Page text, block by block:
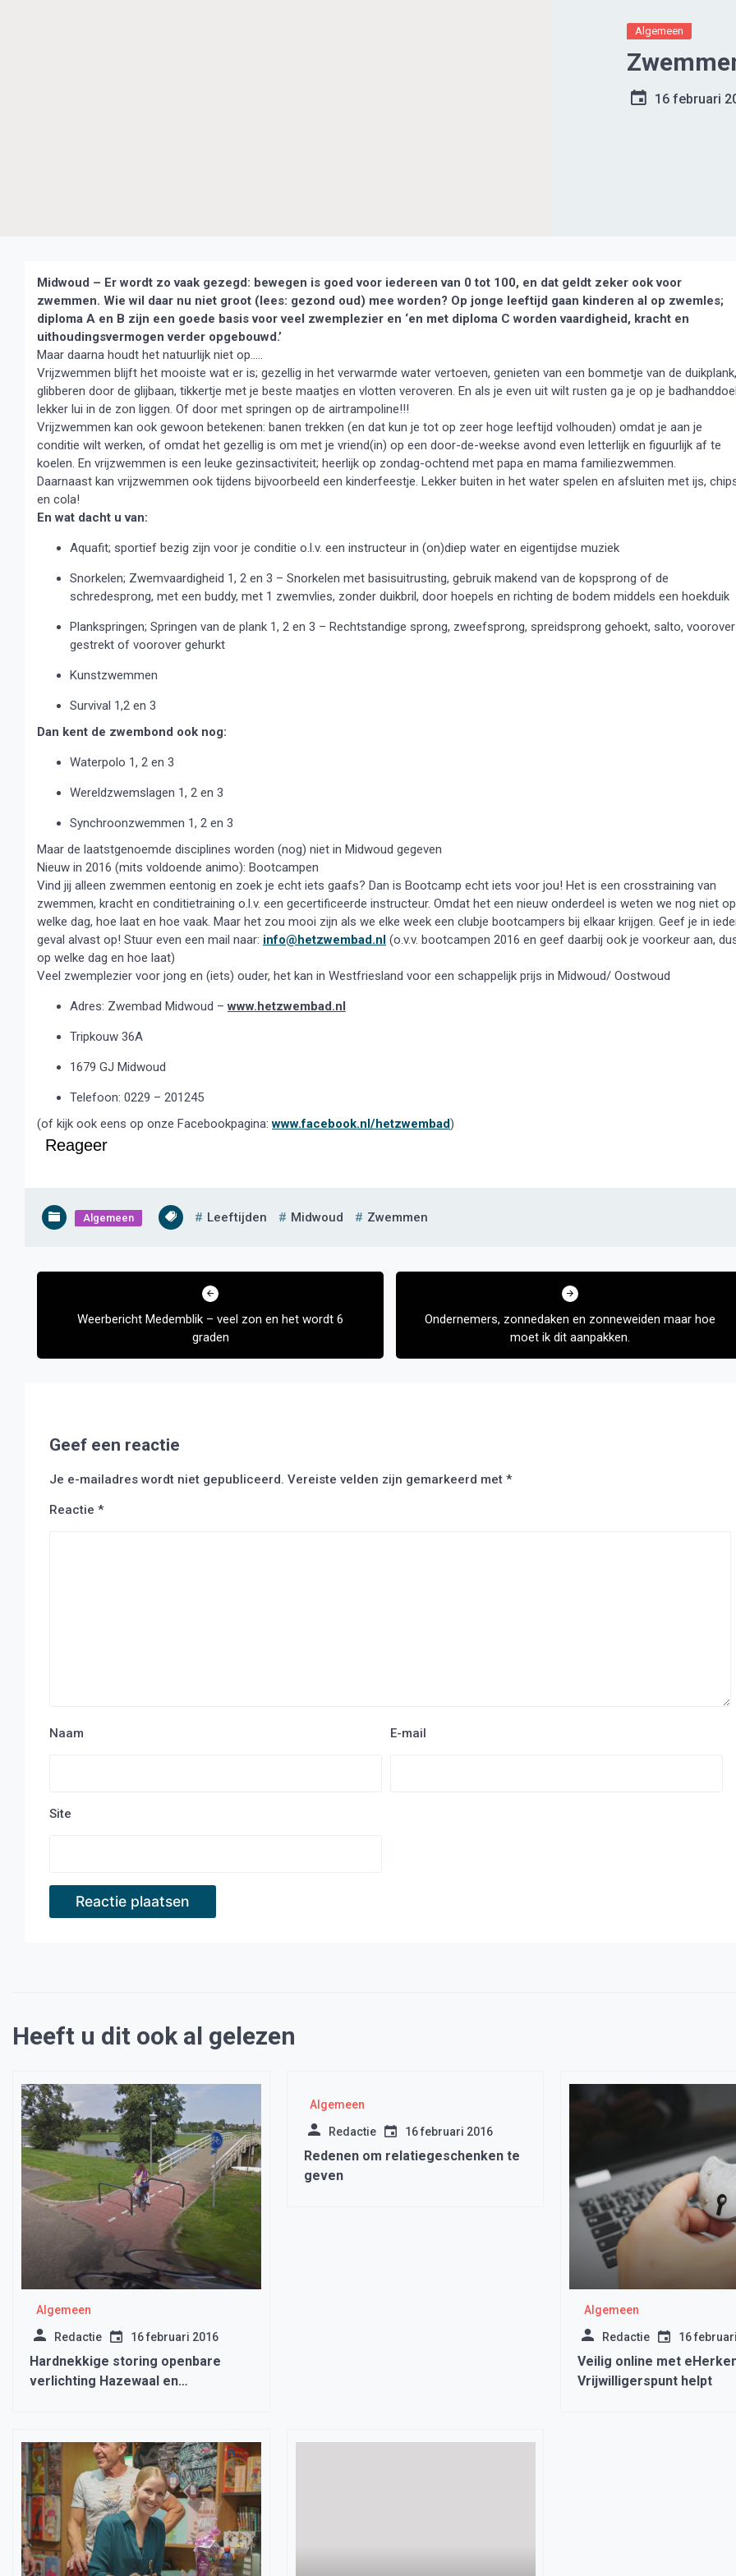
Algemeen
16 februari
Midwoud – Er wordt zo vaak gezegd: bewegen is goed voor iedereen van 0 tot 100, en dat geldt zeker ook voor
zwemmen. Wie wil daar nu niet groot (lees: gezond oud) mee worden? Op jonge leeftijd gaan kinderen al op zwemles;
diploma A en B zijn een goede basis voor veel zwemplezier en ‘en met diploma C worden vaardigheid, kracht en
uithoudingsvermogen verder opgebouwd.’
Maar daarna houdt het natuurlijk niet op…..
Vrijzwemmen blijft het mooiste wat er is; gezellig in het verwarmde water vertoeven, genieten van een bommetje van de duikplank,
glibberen door de glijbaan, tikkertje met je beste maatjes en vlotten veroveren. En als je even uit wilt rusten ga je op je
lekker lui in de zon liggen. Of door met springen op de airtrampoline!!!
Vrijzwemmen kan ook gewoon betekenen: banen trekken (en dat kun je tot op zeer hoge leeftijd volhouden) omdat je aan je
conditie wilt werken, of omdat het gezellig is om met je vriend(in) op een door-de-weekse avond even letterlijk en figuurlijk af te
koelen. En vrijzwemmen is een leuke gezinsactiviteit; heerlijk op zondag-ochtend met papa en mama familiezwemmen.
Daarnaast kan vrijzwemmen ook tijdens bijvoorbeeld een kinderfeestje. Lekker buiten in het water spelen en afsluiten met ijs,
en cola!
En wat dacht u van:
Aquafit; sportief bezig zijn voor je conditie o.l.v. een instructeur in (on)diep water en eigentijdse muziek
Snorkelen; Zwemvaardigheid 1, 2 en 3 – Snorkelen met basisuitrusting, gebruik makend van de kopsprong of de
schredesprong, met een buddy, met 1 zwemvlies, zonder duikbril, door hoepels en richting de bodem middels een hoekduik
Plankspringen; Springen van de plank 1, 2 en 3 – Rechtstandige sprong, zweefsprong, spreidsprong gehoekt, salto, voorover
gestrekt of voorover gehurkt
Kunstzwemmen
Survival 1,2 en 3
Dan kent de zwembond ook nog:
Waterpolo 1, 2 en 3
Wereldzwemslagen 1, 2 en 3
Synchroonzwemmen 1, 2 en 3
Maar de laatstgenoemde disciplines worden (nog) niet in Midwoud gegeven
Nieuw in 2016 (mits voldoende animo): Bootcampen
Vind jij alleen zwemmen eentonig en zoek je echt iets gaafs? Dan is Bootcamp echt iets voor jou! Het is een crosstraining van
zwemmen, kracht en conditietraining o.l.v. een gecertificeerde instructeur. Omdat het een nieuw onderdeel is weten we nog niet op
welke dag, hoe laat en hoe vaak. Maar het zou mooi zijn als we elke week een clubje bootcampers bij elkaar krijgen. Geef je in
geval alvast op! Stuur even een mail naar: info@hetzwembad.nl (o.v.v. bootcampen 2016 en geef daarbij ook je voorkeur aan,
op welke dag en hoe laat)
Veel zwemplezier voor jong en (iets) ouder, het kan in Westfriesland voor een schappelijk prijs in Midwoud/ Oostwoud
Adres: Zwembad Midwoud –www.hetzwembad.nl
Tripkouw 36A
1679 GJ Midwoud
Telefoon: 0229 – 201245
(of kijk ook eens op onze Facebookpagina:www.facebook.nl/hetzwembad)
Reageer
Algemeen Leeftijden Midwoud Zwemmen
Bericht
Weerbericht Medemblik – veel zon en het wordt 6
graden
Ondernemers, zonnedaken en zonneweiden maar hoe
moet ik dit aanpakken.
Geef een reactie
Je e-mailadres wordt niet gepubliceerd. Vereiste velden zijn gemarkeerd met *
Reactie *
Naam E-mail
Site
Heeft u dit ook al gelezen
Algemeen
Redactie 16 februari 2016
Hardnekkige storing openbare
verlichting Hazewaal en
Algemeen
Redactie 16 februari 2016
Redenen om relatiegeschenken te
geven
Algemeen
Redactie 16
Veilig online met
Vrijwilligerspunt helpt